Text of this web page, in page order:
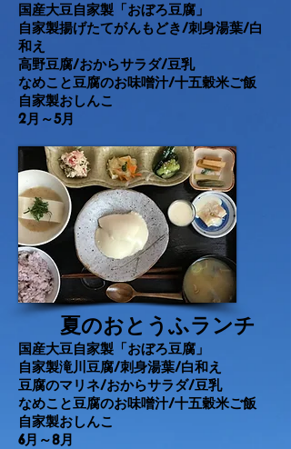
国産大豆自家製「おぼろ豆腐」
自家製揚げたてがんもどき/刺身湯葉/白
和え
高野豆腐/おからサラダ/豆乳
なめこと豆腐のお味噌汁/十五穀米ご飯
自家製おしんこ
​2月～5月
夏のおとうふランチ
国産大豆自家製「おぼろ豆腐」
自家製滝川豆腐/刺身湯葉/白和え
豆腐のマリネ/おからサラダ/豆乳
なめこと豆腐のお味噌汁/十五穀米ご飯
自家製おしんこ
​6月～8月